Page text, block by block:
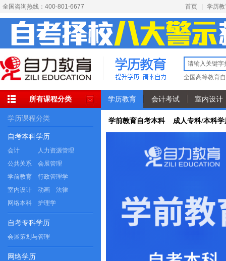
全国咨询热线：400-801-6677 首页 学历
全国高等教育
所有课程分类 学历教育 会计考试 室内设计
学历课程分类
自考本科学历
会计
人力资源管理
公共关系
会展管理
学前教育
行政管理学
室内设计
动画
法律
网络本科
护理学
自考专科学历
会展策划与管理
网络学历
学前教育自考本科 成人专科/本科学